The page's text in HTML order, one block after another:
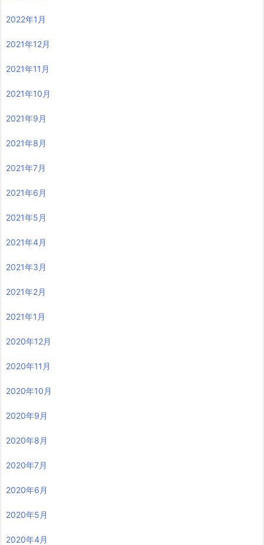
2022年1月
2021年12月
2021年11月
2021年10月
2021年9月
2021年8月
2021年7月
2021年6月
2021年5月
2021年4月
2021年3月
2021年2月
2021年1月
2020年12月
2020年11月
2020年10月
2020年9月
2020年8月
2020年7月
2020年6月
2020年5月
2020年4月